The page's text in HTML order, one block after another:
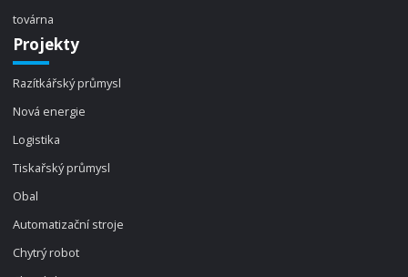
továrna
Projekty
Razítkářský průmysl
Nová energie
Logistika
Tiskařský průmysl
Obal
Automatizační stroje
Chytrý robot